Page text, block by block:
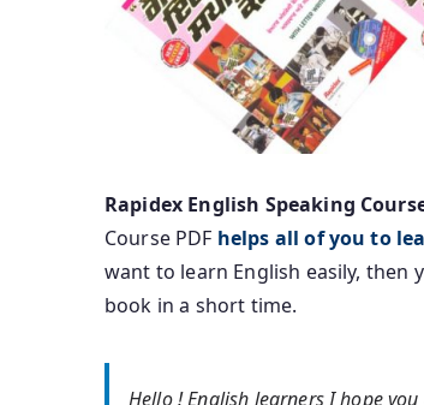
Rapidex English Speaking
Course PDF helps all of you to
want to learn English easily, then
book in a short time.
Hello ! English learners I hope